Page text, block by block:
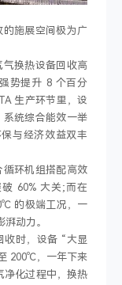
施展空间极为广
换热设备回收高
势提升 8 个百分
生产环节里，设
统综合能效一举
与经济效益双丰
环机组搭配高效
60% 大关;而在
的极端工况，一
动力。
时，设备 “大显
200℃，一年下来
净化过程中，换热